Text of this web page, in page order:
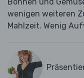
Bohnen und
wenigen weiteren
Mahlzeit. Wenig